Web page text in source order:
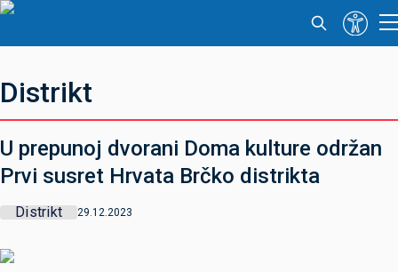
Distrikt
U prepunoj dvorani Doma kulture održan
Prvi susret Hrvata Brčko distrikta
Distrikt 29.12.2023